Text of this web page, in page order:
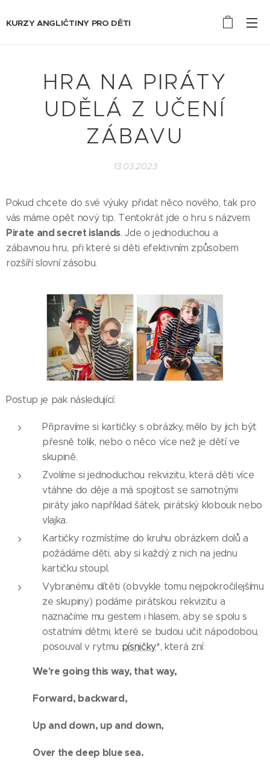
KURZY ANGLIČTINY PRO DĚTI
HRA NA PIRÁTY
UDĚLÁ Z UČENÍ
ZÁBAVU
13.03.2023
Pokud chcete do své výuky přidat něco nového, tak pro
vás máme opět nový tip. Tentokrát jde o hru s názvem
Pirate and secret islands. Jde o jednoduchou a
zábavnou hru, při které si děti efektivním způsobem
rozšíří slovní zásobu.
Postup je pak následující:
Připravíme si kartičky s obrázky, mělo by jich být
přesně tolik, nebo o něco více než je dětí ve
skupině.
Zvolíme si jednoduchou rekvizitu, která děti více
vtáhne do děje a má spojitost se samotnými
piráty jako například šátek, pirátský klobouk nebo
vlajka.
Kartičky rozmístíme do kruhu obrázkem dolů a
požádáme děti, aby si každý z nich na jednu
kartičku stoupl.
Vybranému dítěti (obvykle tomu nejpokročilejšímu
ze skupiny) podáme pirátskou rekvizitu a
naznačíme mu gestem i hlasem, aby se spolu s
ostatními dětmi, které se budou učit nápodobou,
posouval v rytmu písničky*, která zní:
We're going this way, that way,
Forward, backward,
Up and down, up and down,
Over the deep blue sea.